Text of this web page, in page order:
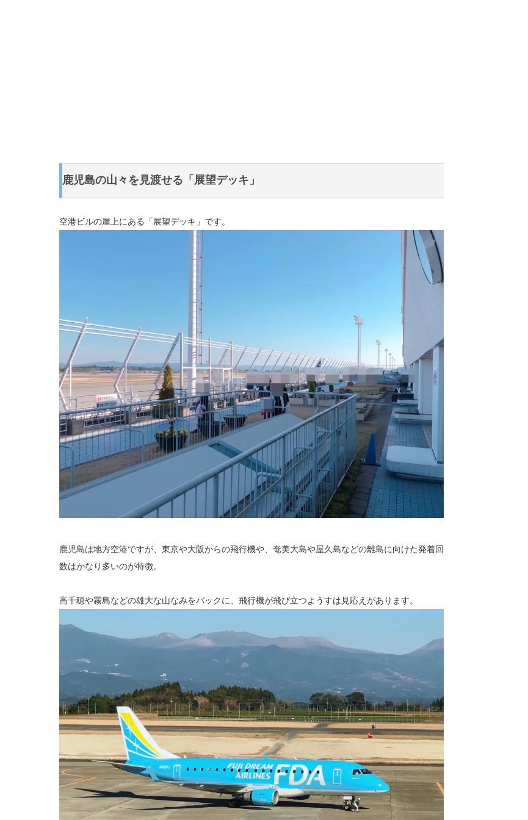
鹿児島の山々を見渡せる「展望デッキ」
空港ビルの屋上にある「展望デッキ」です。
鹿児島は地方空港ですが、東京や大阪からの飛行機や、奄美大島や屋久島などの離島に向けた発着回
数はかなり多いのが特徴。
高千穂や霧島などの雄大な山なみをバックに、飛行機が飛び立つようすは見応えがあります。